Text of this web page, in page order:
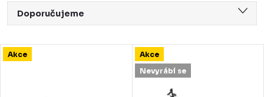
Ř
a
z
Doporučujeme
Nejdražší
V
Akce
Akce
Nevyrábí se